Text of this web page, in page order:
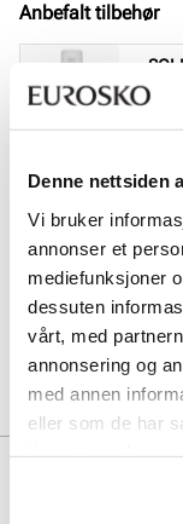
Denne nettsiden
Vi bruker
annonser et
mediefunksjoner
dessuten
vårt, med
annonsering og
med annen
eller som de har
Anbefalt tilbehør
Pris
Pris
Pris
99,-